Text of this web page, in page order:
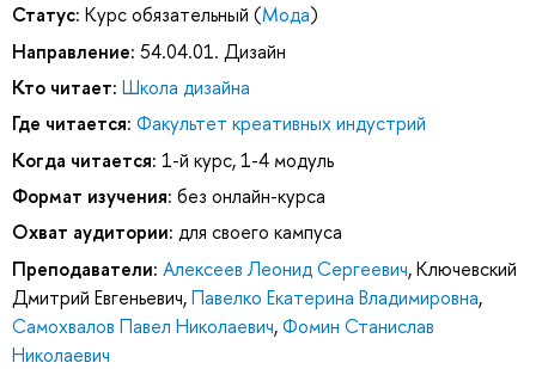
Статус: Курс обязательный (Мода)
Направление: 54.04.01. Дизайн
Кто читает: Школа дизайна
Где читается: Факультет креативных индустрий
Когда читается: 1-й курс, 1-4 модуль
Формат изучения: без онлайн-курса
Охват аудитории: для своего кампуса
Преподаватели: Алексеев Леонид Сергеевич,Ключевский
Дмитрий Евгеньевич,Павелко Екатерина Владимировна,
Самохвалов Павел Николаевич,Фомин Станислав
Николаевич